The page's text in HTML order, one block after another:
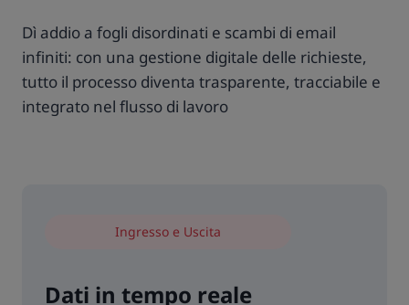
Dì addio a fogli disordinati e scambi di email
infiniti: con una gestione digitale delle richieste,
tutto il processo diventa trasparente, tracciabile e
integrato nel flusso di lavoro
Ingresso e Uscita
Dati in tempo reale